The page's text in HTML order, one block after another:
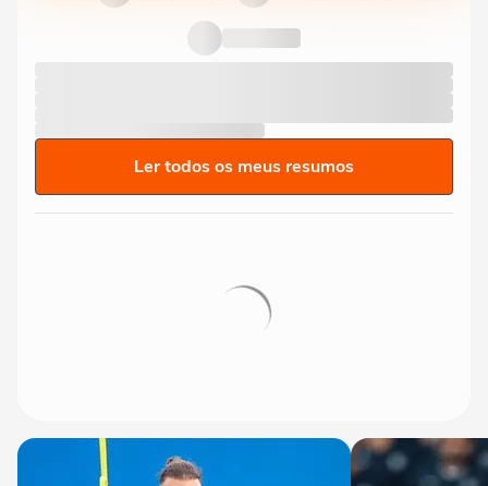
Ler todos os meus resumos